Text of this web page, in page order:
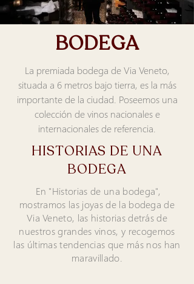
BODEGA
La premiada bodega de Via Veneto,
situada a 6 metros bajo tierra, es la más
importante de la ciudad. Poseemos una
colección de vinos nacionales e
internacionales de referencia.
HISTORIAS DE UNA
BODEGA
En "Historias de una bodega",
mostramos las joyas de la bodega de
Via Veneto, las historias detrás de
nuestros grandes vinos, y recogemos
las últimas tendencias que más nos han
maravillado.